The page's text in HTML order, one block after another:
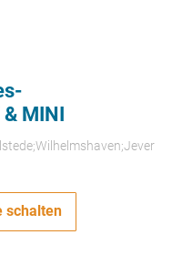
MINI
schalten